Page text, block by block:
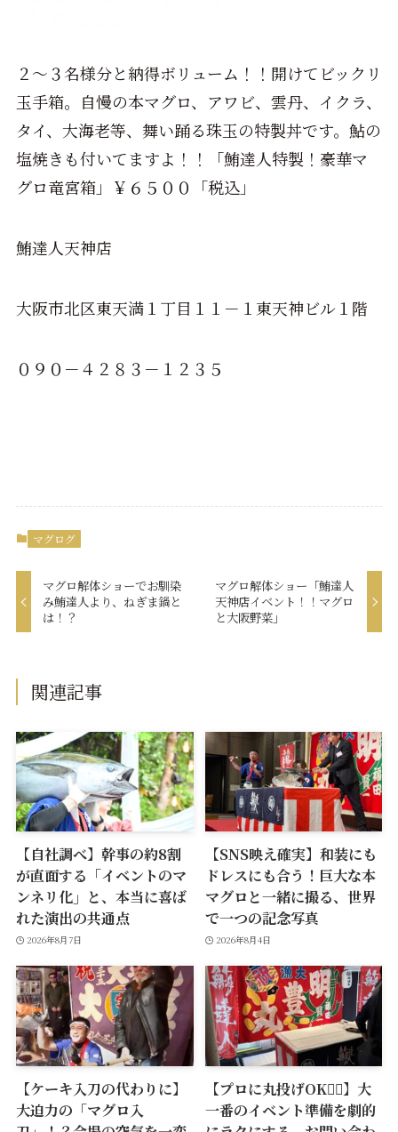
２～３名様分と納得ボリューム！！開けてビックリ
玉手箱。自慢の本マグロ、アワビ、雲丹、イクラ、
タイ、大海老等、舞い踊る珠玉の特製丼です。鮎の
塩焼きも付いてますよ！！「鮪達人特製！豪華マ
グロ竜宮箱」￥６５００「税込」
鮪達人天神店
大阪市北区東天満１丁目１１－１東天神ビル１階
０９０－４２８３－１２３５
マグログ
マグロ解体ショーでお馴染
み鮪達人より、ねぎま鍋と
は！？
マグロ解体ショー「鮪達人
天神店イベント！！マグロ
と大阪野菜」
関連記事
【自社調べ】幹事の約8割
が直面する「イベントのマ
ンネリ化」と、本当に喜ば
れた演出の共通点
2026年8月7日
【SNS映え確実】和装にも
ドレスにも合う！巨大な本
マグロと一緒に撮る、世界
で一つの記念写真
2026年8月4日
【ケーキ入刀の代わりに】
大迫力の「マグロ入
【プロに丸投げOK🙆‍♂️】大
一番のイベント準備を劇的